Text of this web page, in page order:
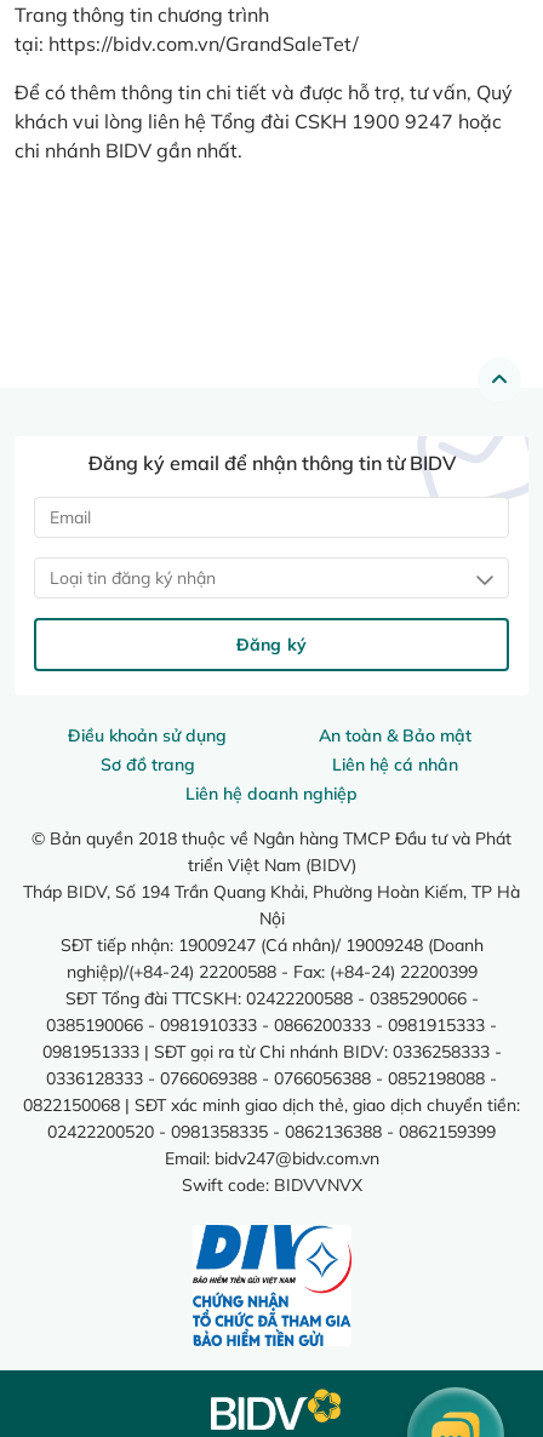
Trang thông tin chương trình
tại: https://bidv.com.vn/GrandSaleTet/
Để có thêm thông tin chi tiết và được hỗ trợ, tư vấn, Quý
khách vui lòng liên hệ Tổng đài CSKH 1900 9247 hoặc
chi nhánh BIDV gần nhất.
Điều khoản sử dụng
An toàn & Bảo mật
Sơ đồ trang
Liên hệ cá nhân
Liên hệ doanh nghiệp
© Bản quyền 2018 thuộc về Ngân hàng TMCP Đầu tư và Phát
triển Việt Nam (BIDV)
Tháp BIDV, Số 194 Trần Quang Khải, Phường Hoàn Kiếm, TP Hà
Nội
SĐT tiếp nhận: 19009247 (Cá nhân)/ 19009248 (Doanh
nghiệp)/(+84-24) 22200588 - Fax: (+84-24) 22200399
SĐT Tổng đài TTCSKH: 02422200588 - 0385290066 -
0385190066 - 0981910333 - 0866200333 - 0981915333 -
0981951333 | SĐT gọi ra từ Chi nhánh BIDV: 0336258333 -
0336128333 - 0766069388 - 0766056388 - 0852198088 -
0822150068 | SĐT xác minh giao dịch thẻ, giao dịch chuyển tiền:
02422200520 - 0981358335 - 0862136388 - 0862159399
Email: bidv247@bidv.com.vn
Swift code: BIDVVNVX
Đăng ký email để nhận thông tin từ BIDV
Loại tin đăng ký nhận
Đăng ký